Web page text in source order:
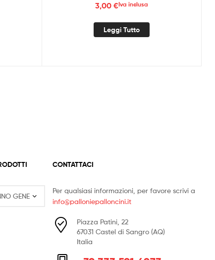
3,00 €Iva inclusa
Leggi Tutto
CONTATTACI
Per qualsiasi informazioni, per favore scrivi a
info@palloniepalloncini.it
Piazza Patini, 22
67031 Castel di Sangro (AQ)
Italia